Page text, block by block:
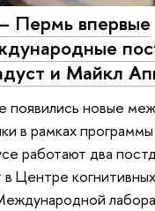
впервые
и Майкл
появились новые
в рамках
работают два
Центре